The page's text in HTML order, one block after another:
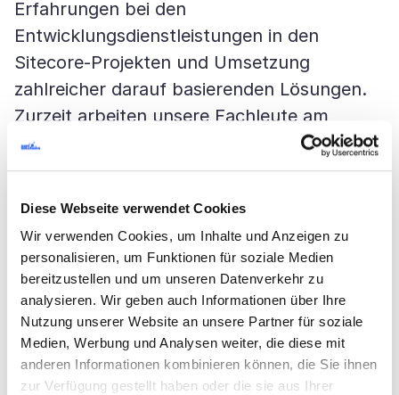
Diese Webseite verwendet Cookies
Wir verwenden Cookies, um Inhalte und Anzeigen zu
personalisieren, um Funktionen für soziale Medien
bereitzustellen und um unseren Datenverkehr zu
analysieren. Wir geben auch Informationen über Ihre
Nutzung unserer Website an unsere Partner für soziale
Medien, Werbung und Analysen weiter, die diese mit
anderen Informationen kombinieren können, die Sie ihnen
zur Verfügung gestellt haben oder die sie aus Ihrer
Erfahrungen bei den
Entwicklungsdienstleistungen in den
Sitecore-Projekten und Umsetzung
zahlreicher darauf basierenden Lösungen.
Zurzeit arbeiten unsere Fachleute am
Ausbau von firmeninternem Sitecore-
Kompetenzzentrum. Laufende
Immobilienagentur sowie Migration des
bestehenden Sitecore-basierten
eCommerce Funktionsumfangs und
Entwicklung neuer Features. Ganze Reihe
weiterer Projekte für Partner aus
Westeuropa und Nordamerika ist in